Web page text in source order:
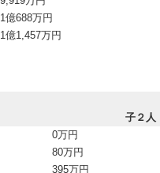
1億688万円
1億1,457万円
子２人
0万円
80万円
395万円